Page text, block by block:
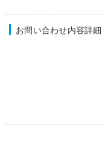
お問い合わせ内容詳細